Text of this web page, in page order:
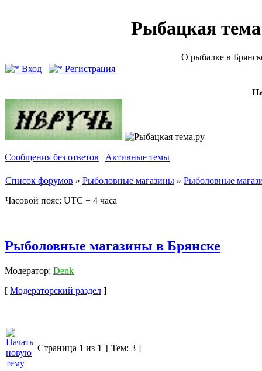
Рыбацкая
О рыбалке в
Вход
Регистрация
Сообщения без ответов | Активные темы
Список форумов » Рыболовные магазины » Рыболовные
Часовой пояс: UTC + 4 часа
Рыболовные магазины в Брянске
Модератор: Denk
[ Модераторский раздел ]
Страница 1 из 1 [ Тем: 3 ]